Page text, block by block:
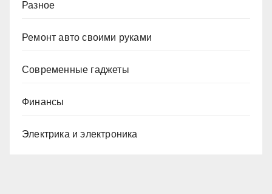
Разное
Ремонт авто своими руками
Современные гаджеты
Финансы
Электрика и электроника